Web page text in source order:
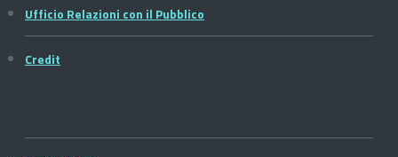
Ufficio Relazioni con il Pubblico
Credit